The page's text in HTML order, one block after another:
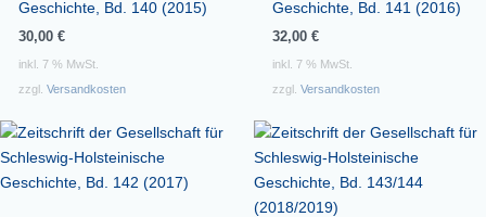
Geschichte, Bd. 140 (2015)
30,00 €
inkl. 7 % MwSt.
zzgl. Versandkosten
Geschichte, Bd. 141 (2016)
32,00 €
inkl. 7 % MwSt.
zzgl. Versandkosten